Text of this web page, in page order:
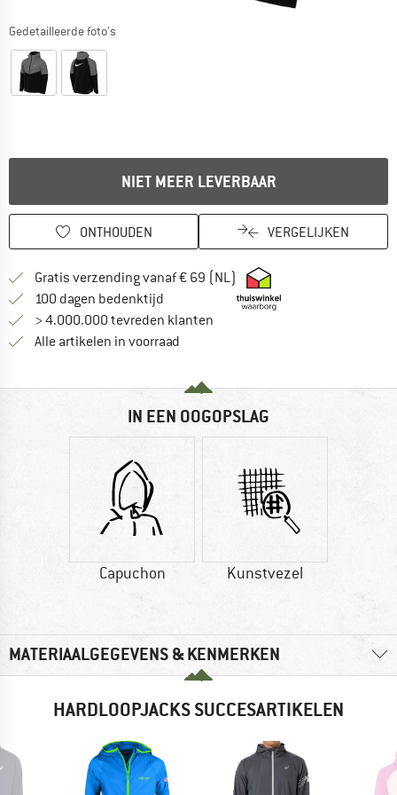
Gedetailleerde foto's
NIET MEER LEVERBAAR
ONTHOUDEN VERGELIJKEN
Gratis verzending vanaf € 69 (NL) Vind hier de
100 dagen bedenktijd Vind de betalingsinformatie hier!
> 4.000.000 tevreden klanten
Alle artikelen in voorraad
IN EEN OOGOPSLAG
Capuchon Kunstvezel
MATERIAALGEGEVENS & KENMERKEN
HARDLOOPJACKS SUCCESARTIKELEN